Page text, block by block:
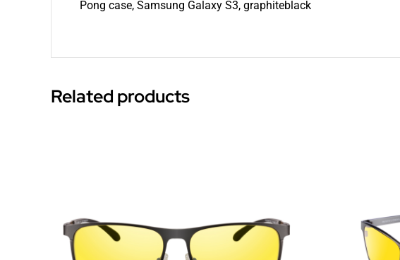
Pong case, Samsung Galaxy S3, graphiteblack
Related products